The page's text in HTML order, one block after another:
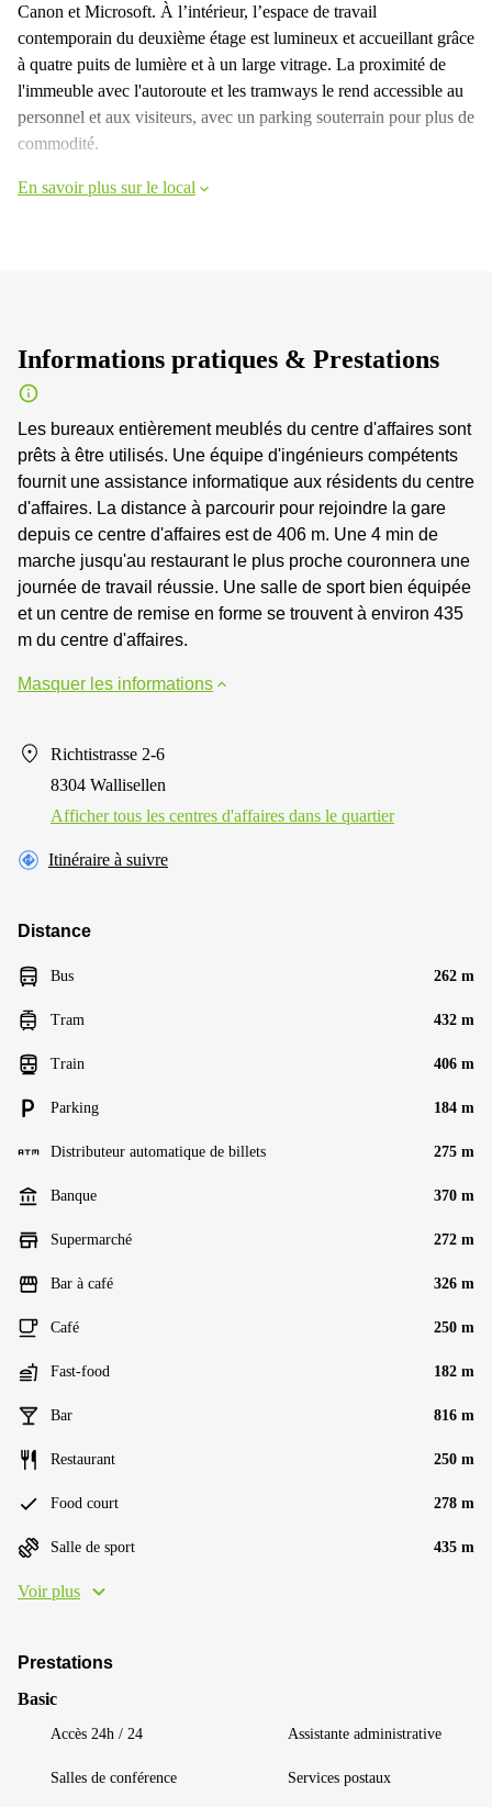
Canon et Microsoft. À l’intérieur, l’espace de travail
contemporain du deuxième étage est lumineux et accueillant grâce
à quatre puits de lumière et à un large vitrage. La proximité de
l'immeuble avec l'autoroute et les tramways le rend accessible au
personnel et aux visiteurs, avec un parking souterrain pour plus de
commodité.
En savoir plus sur le local
Informations pratiques & Prestations
Les bureaux entièrement meublés du centre d'affaires sont
prêts à être utilisés. Une équipe d'ingénieurs compétents
fournit une assistance informatique aux résidents du centre
d'affaires. La distance à parcourir pour rejoindre la gare
depuis ce centre d'affaires est de 406 m. Une 4 min de
marche jusqu'au restaurant le plus proche couronnera une
journée de travail réussie. Une salle de sport bien équipée
et un centre de remise en forme se trouvent à environ 435
m du centre d'affaires.
Masquer les informations
Richtistrasse 2-6
8304 Wallisellen
Afficher tous les centres d'affaires dans le quartier
Itinéraire à suivre
Distance
Bus 262 m
Tram 432 m
Train 406 m
Parking 184 m
Distributeur automatique de billets 275 m
Banque 370 m
Supermarché 272 m
Bar à café 326 m
Café 250 m
Fast-food 182 m
Bar 816 m
Restaurant 250 m
Food court 278 m
Salle de sport 435 m
Voir plus
Prestations
Basic
Accès 24h / 24 Assistante administrative
Salles de conférence Services postaux